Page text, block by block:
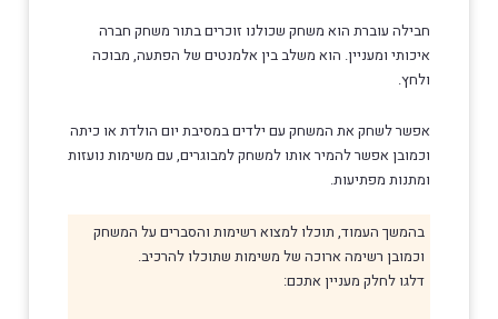
חבילה עוברת הוא משחק שכולנו זוכרים בתור משחק חברה
איכותי ומעניין. הוא משלב בין אלמנטים של הפתעה, מבוכה
ולחץ.
אפשר לשחק את המשחק עם ילדים במסיבת יום הולדת או כיתה
וכמובן אפשר להמיר אותו למשחק למבוגרים, עם משימות נועזות
ומתנות מפתיעות.
בהמשך העמוד, תוכלו למצוא רשימות והסברים על המשחק
וכמובן רשימה ארוכה של משימות שתוכלו להרכיב.
דלגו לחלק מעניין אתכם: